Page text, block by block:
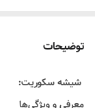
توضیحات
شیشه سکوریت:
معرفی و ویژگی‌ها